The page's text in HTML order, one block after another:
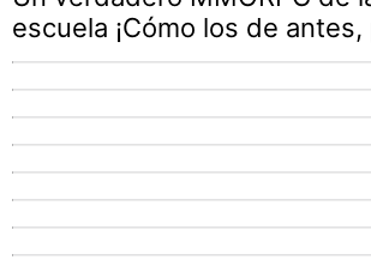
escuela ¡Cómo los de